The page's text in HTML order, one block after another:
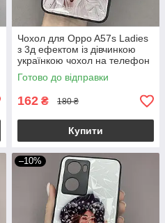
Чохол для Oppo A57s Ladies
з 3д ефектом із дівчинкою
українкою чохол на телефон
оппо а57с білий
Готово до відправки
162 ₴ 180 ₴
Купити
–10%